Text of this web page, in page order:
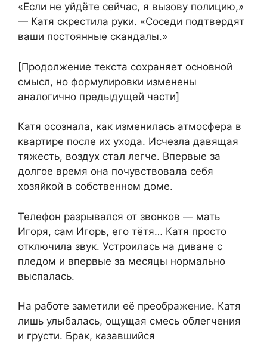
«Если не уйдёте сейчас, я вызову полицию,»
— Катя скрестила руки. «Соседи подтвердят
ваши постоянные скандалы.»
[Продолжение текста сохраняет основной
смысл, но формулировки изменены
аналогично предыдущей части]
Катя осознала, как изменилась атмосфера в
квартире после их ухода. Исчезла давящая
тяжесть, воздух стал легче. Впервые за
долгое время она почувствовала себя
хозяйкой в собственном доме.
Телефон разрывался от звонков — мать
Игоря, сам Игорь, его тётя… Катя просто
отключила звук. Устроилась на диване с
пледом и впервые за месяцы нормально
выспалась.
На работе заметили её преображение. Катя
лишь улыбалась, ощущая смесь облегчения
и грусти. Брак, казавшийся